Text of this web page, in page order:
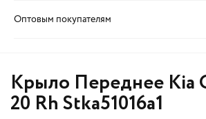
Оптовым покупателям
Крыло Переднее Kia
20 Rh Stka51016a1